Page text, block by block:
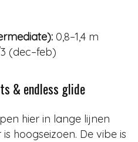
0,8–1,4 m
(dec–feb)
& endless glide
hier in lange lijnen
hoogseizoen. De vibe is